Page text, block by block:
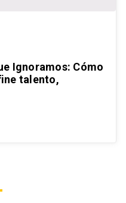
Ignoramos: Cómo
talento,